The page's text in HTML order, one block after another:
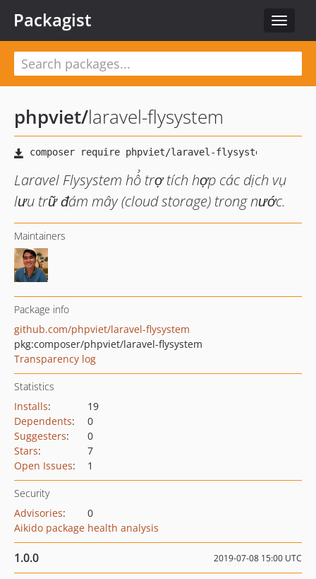
Toggle
Packagist
phpviet/laravel-flysystem
Laravel Flysystem hổ trợ tích hợp các dịch vụ
lưu trữ đám mây (cloud storage) trong nước.
Maintainers
Package info
github.com/phpviet/laravel-flysystem
pkg:composer/phpviet/laravel-flysystem
Transparency log
Statistics
Installs:
19
Dependents:
0
Suggesters:
0
Stars:
7
Open Issues: 1
Security
Advisories:
0
Aikido package health analysis
1.0.0 2019-07-08 15:00 UTC